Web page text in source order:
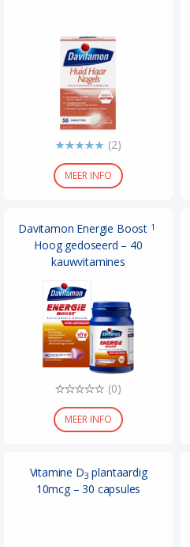
MEER INFO
(2)
Davitamon Energie Boost 1
Hoog gedoseerd – 40
kauwvitamines
MEER INFO
(0)
Vitamine D3 plantaardig
10mcg – 30 capsules